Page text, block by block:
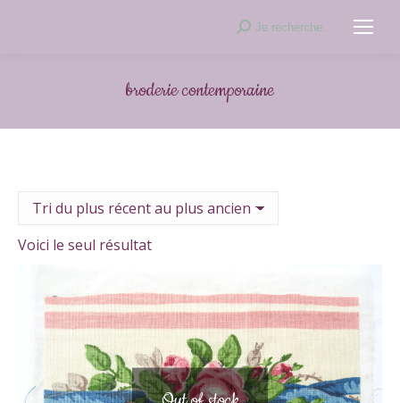
Recherche
Je recherche...
broderie contemporaine
Voici le seul résultat